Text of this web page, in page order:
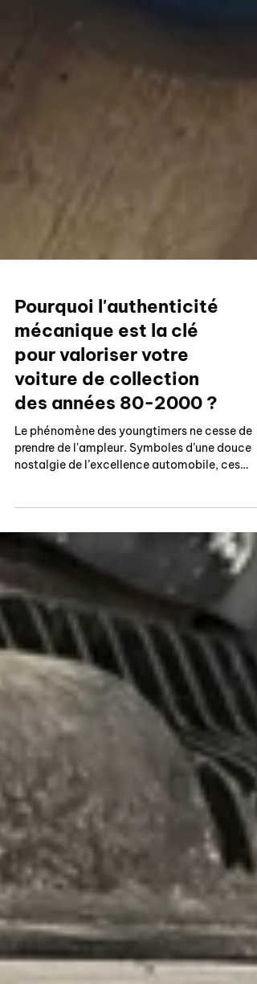
Pourquoi l'authenticité
mécanique est la clé
pour valoriser votre
des années 80-2000 ?
Le phénomène des youngtimers ne cesse de
s'installent durablement dans le cœur des
collectionneurs et sur le marché de
Qu'il s'agisse d'une citadine sportive type 205
GTI, Golf 1 GTI, R5 Alpine ou Super 5 GT Turbo,
d'une berline haut de gamme ou d'un cabriolet
de caractère, entretenir ces véhicules
demande une rigueur absolue. Face à la mu